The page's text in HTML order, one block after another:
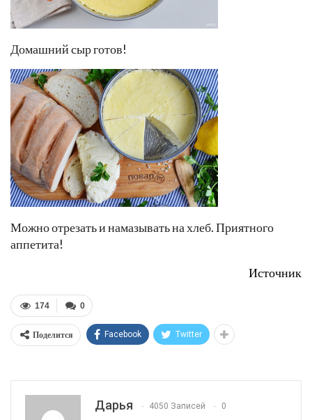
Домашний сыр готов!
Можно отрезать и намазывать на хлеб. Приятного
аппетита!
Источник
0
174
Поделится Facebook Twitter
Дарья 4050 Записей 0